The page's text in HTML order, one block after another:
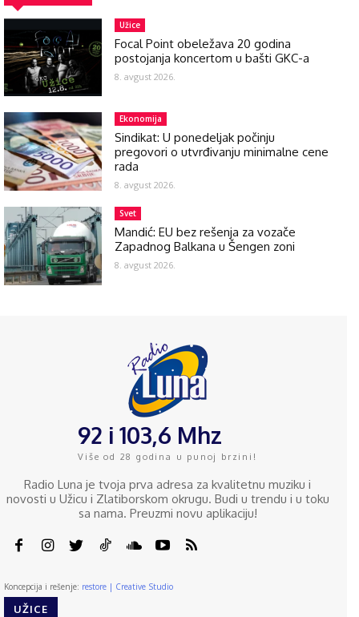
Užice
Focal Point obeležava 20 godina
postojanja koncertom u bašti GKC-a
8. avgust 2026.
Ekonomija
Sindikat: U ponedeljak počinju
pregovori o utvrđivanju minimalne cene
rada
8. avgust 2026.
Svet
Mandić: EU bez rešenja za vozače
Zapadnog Balkana u Šengen zoni
8. avgust 2026.
92 i 103,6 Mhz
Više od 28 godina u punoj brzini!
Radio Luna je tvoja prva adresa za kvalitetnu muziku i
novosti u Užicu i Zlatiborskom okrugu. Budi u trendu i u toku
sa nama. Preuzmi novu aplikaciju!
Koncepcija i rešenje: restore | Creative Studio
UŽICE